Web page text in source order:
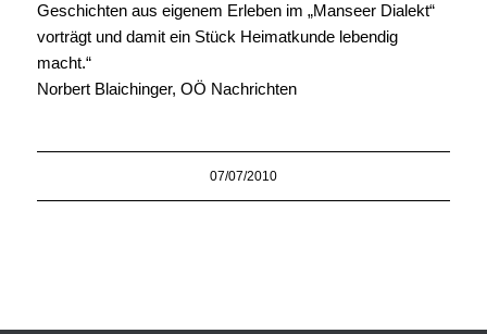
Geschichten aus eigenem Erleben im „Manseer Dialekt“
vorträgt und damit ein Stück Heimatkunde lebendig
macht.“
Norbert Blaichinger, OÖ Nachrichten
07/07/2010